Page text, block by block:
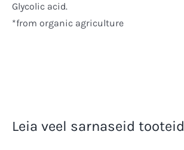
Glycolic acid.
*from organic agriculture
Leia veel sarnaseid tooteid